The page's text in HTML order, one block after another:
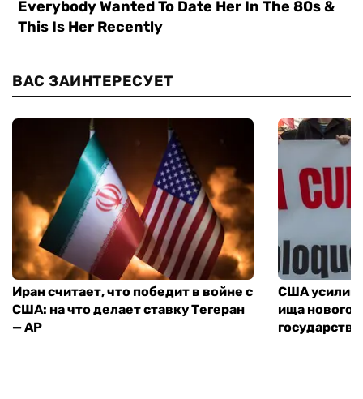
ВАС ЗАИНТЕРЕСУЕТ
Иран считает, что победит в войне с
США: на что делает ставку Тегеран
— AP
США
ища нового